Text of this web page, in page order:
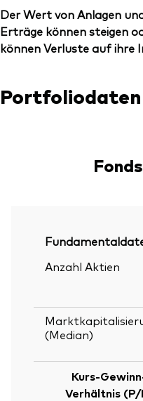
Der Wert von Anlagen
Erträge können steigen
können Verluste auf ihre
Portfoliodaten
Anzahl Aktien
(Median)
Kurs-
Verhältnis